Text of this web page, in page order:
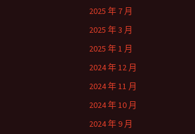
2025 年 7 月
2025 年 3 月
2025 年 1 月
2024 年 12 月
2024 年 11 月
2024 年 10 月
2024 年 9 月